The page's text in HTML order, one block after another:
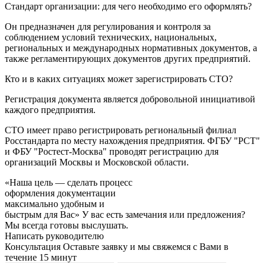
Стандарт организации: для чего необходимо его оформлять?
Он предназначен для регулирования и контроля за
соблюдением условий технических, национальных,
региональных и международных нормативных документов, а
также регламентирующих документов других предприятий.
Кто и в каких ситуациях может зарегистрировать СТО?
Регистрация документа является добровольной инициативой
каждого предприятия.
СТО имеет право регистрировать региональный филиал
Росстандарта по месту нахождения предприятия. ФГБУ "РСТ"
и ФБУ "Ростест-Москва" проводят регистрацию для
организаций Москвы и Московской области.
«Наша цель — сделать процесс
оформления документации
максимально удобным и
быстрым для Вас» У вас есть замечания или предложения?
Мы всегда готовы выслушать.
Написать руководителю
Консультация Оставьте заявку и мы свяжемся с Вами в
течение 15 минут